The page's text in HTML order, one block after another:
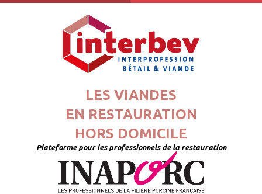
LES VIANDES
EN RESTAURATION
HORS DOMICILE
Plateforme pour les professionnels de la restauration